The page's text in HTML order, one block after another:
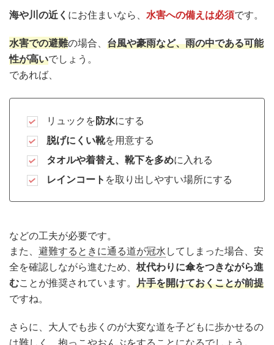
海や川の近く にお住まいなら、 水害への備えは必須です。
水害での避難の場合、 台風や豪雨など、雨の中である可能
性が高いでしょう。
であれば、
リュックを防水にする
脱げにくい靴を用意する
タオルや着替え、靴下を多めに入れる
レインコート を取り出しやすい場所にする
などの工夫が必要です。
また、 避難するときに通る道が冠水 してしまった場合、安
全を確認しながら進むため、 杖代わりに傘をつきながら進
むことが推奨されています。 片手を開けておくことが前提
ですね。
さらに、大人でも歩くのが大変な道を子どもに歩かせるの